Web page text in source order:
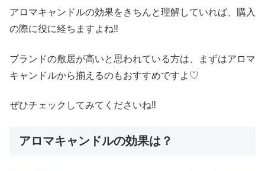
アロマキャンドルの効果をきちんと理解していれば、購入
の際に役に経ちますよね‼︎
ブランドの敷居が高いと思われている方は、まずはアロマ
キャンドルから揃えるのもおすすめですよ♡
ぜひチェックしてみてくださいね‼︎
アロマキャンドルの効果は？